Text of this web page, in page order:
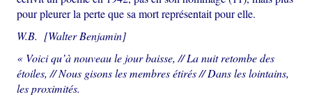
pour pleurer la perte que sa mort représentait pour elle.
W.B. [Walter Benjamin]
« Voici qu’à nouveau le jour baisse, // La nuit retombe des
étoiles, // Nous gisons les membres étirés // Dans les lointains,
les proximités.